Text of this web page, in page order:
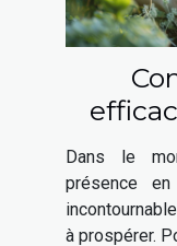
Dans le
présence
à prospérer.